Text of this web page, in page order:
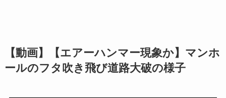
【動画】【エアーハンマー現象か】マンホ
ールのフタ吹き飛び道路大破の様子